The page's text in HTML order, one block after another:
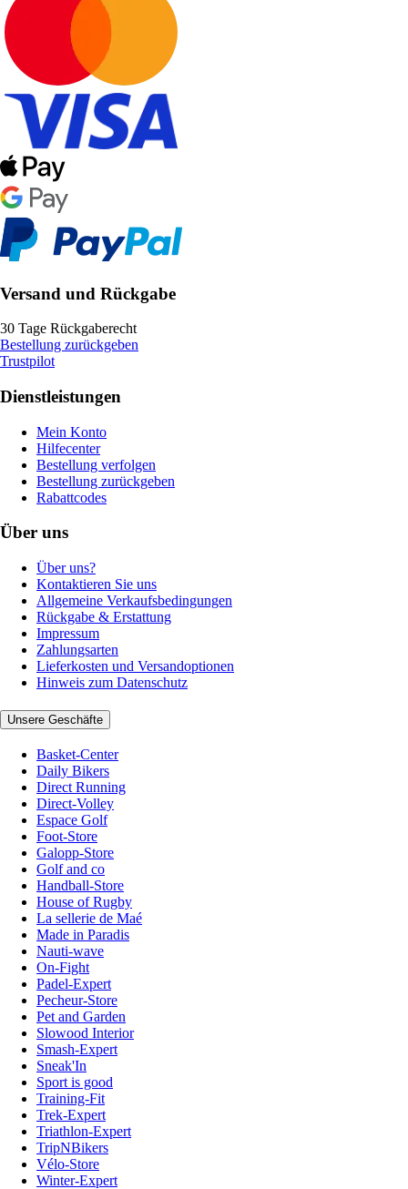
Versand und Rückgabe
30 Tage Rückgaberecht
Bestellung zurückgeben
Trustpilot
Dienstleistungen
Mein Konto
Hilfecenter
Bestellung verfolgen
Bestellung zurückgeben
Rabattcodes
Über uns
Über uns?
Kontaktieren Sie uns
Allgemeine Verkaufsbedingungen
Rückgabe & Erstattung
Impressum
Zahlungsarten
Lieferkosten und Versandoptionen
Hinweis zum Datenschutz
Unsere Geschäfte
Basket-Center
Daily Bikers
Direct Running
Direct-Volley
Espace Golf
Foot-Store
Galopp-Store
Golf and co
Handball-Store
House of Rugby
La sellerie de Maé
Made in Paradis
Nauti-wave
On-Fight
Padel-Expert
Pecheur-Store
Pet and Garden
Slowood Interior
Smash-Expert
Sneak'In
Sport is good
Training-Fit
Trek-Expert
Triathlon-Expert
TripNBikers
Vélo-Store
Winter-Expert